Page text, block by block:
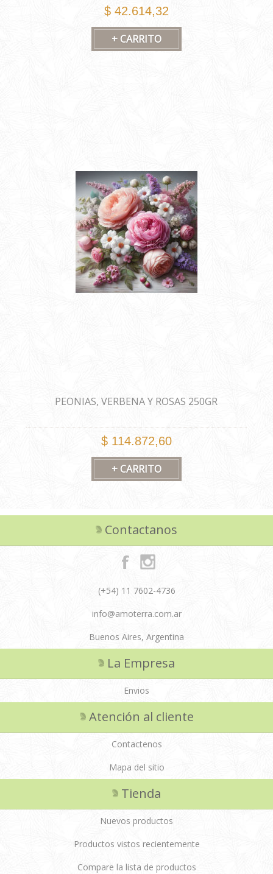
$ 42.614,32
PEONIAS, VERBENA Y ROSAS 250GR
$ 114.872,60
Contactanos
(+54) 11 7602-4736
info@amoterra.com.ar
Buenos Aires, Argentina
La Empresa
Envios
Atención al cliente
Contactenos
Mapa del sitio
Tienda
Nuevos productos
Productos vistos recientemente
Compare la lista de productos